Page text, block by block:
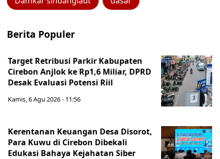
Berita Populer
Target Retribusi Parkir Kabupaten
Cirebon Anjlok ke Rp1,6 Miliar, DPRD
Desak Evaluasi Potensi Riil
Kamis, 6 Agu 2026 - 11:56
Kerentanan Keuangan Desa Disorot,
Para Kuwu di Cirebon Dibekali
Edukasi Bahaya Kejahatan Siber